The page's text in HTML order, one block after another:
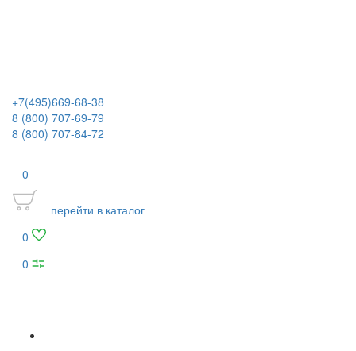
+7(495)669-68-38
8 (800) 707-69-79
8 (800) 707-84-72
0
перейти в каталог
0
0